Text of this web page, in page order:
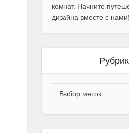
комнат. Начните
дизайна вместе с нами!